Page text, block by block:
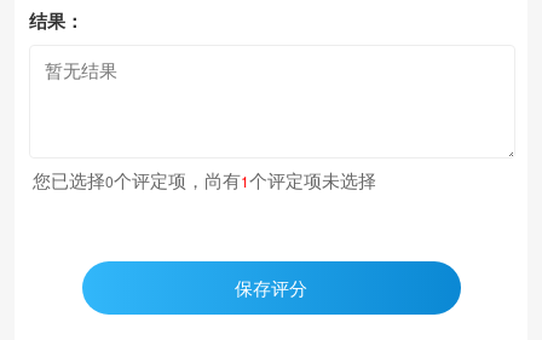
结果：
您已选择0个评定项，尚有1个评定项未选择
保存评分